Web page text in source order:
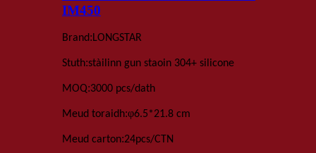
IM450
Brand:LONGSTAR
Stuth:stàilinn gun staoin 304+ silicone
MOQ:3000 pcs/dath
Meud toraidh:φ6.5*21.8 cm
Meud carton:24pcs/CTN